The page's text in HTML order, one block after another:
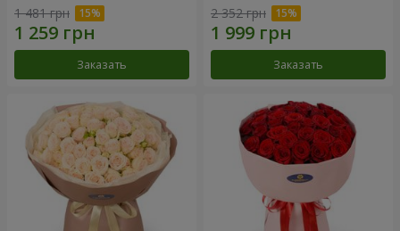
1 481 грн
Заказать
2 352 грн
Заказать